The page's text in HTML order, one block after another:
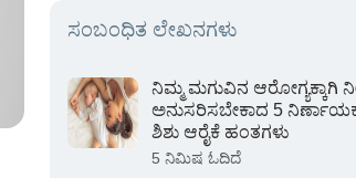
ಸಂಬಂಧಿತ ಲೇಖನಗಳು
ನಿಮ್ಮ ಮಗುವಿನ ಆರೋಗ್ಯಕ್ಕಾಗಿ
ಅನುಸರಿಸಬೇಕಾದ 5
ಶಿಶು ಆರೈಕೆ ಹಂತಗಳು
5 ನಿಮಿಷ ಓದಿದೆ